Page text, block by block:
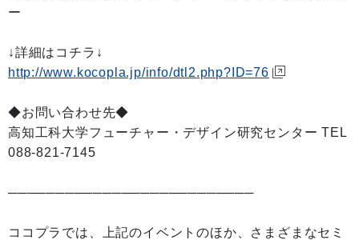
ー
↓詳細はコチラ↓
http://www.kocopla.jp/info/dtl2.php?ID=76
◆お問い合わせ先◆
高知工科大学フューチャー・デザイン研究センター TEL
088-821-7145
──────────────────────────
ココプラでは、上記のイベントのほか、さまざまなセミ